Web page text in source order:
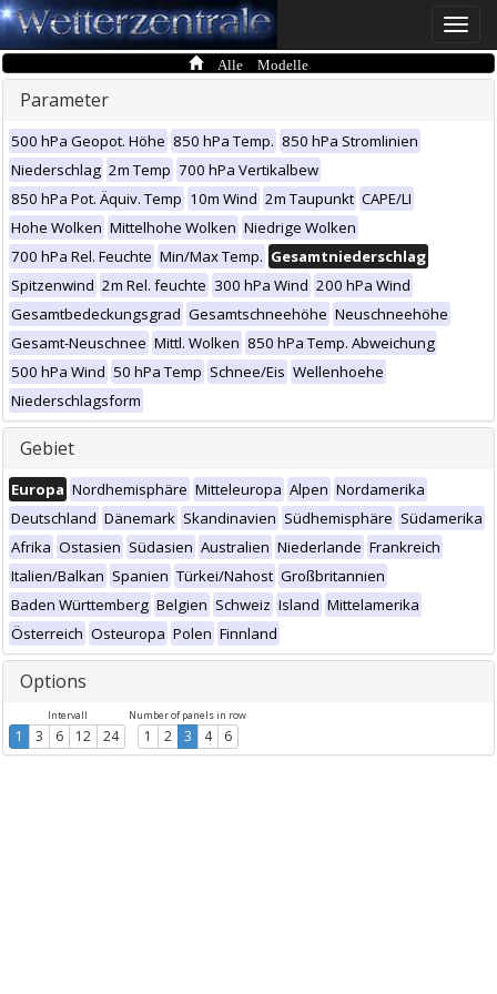
Toggle
Alle Modelle
Parameter
500 hPa Geopot. Höhe 850 hPa Temp. 850 hPa Stromlinien
Niederschlag 2m Temp 700 hPa Vertikalbew
850 hPa Pot. Äquiv. Temp 10m Wind 2m Taupunkt CAPE/LI
Hohe Wolken Mittelhohe Wolken Niedrige Wolken
700 hPa Rel. Feuchte Min/Max Temp. Gesamtniederschlag
Spitzenwind 2m Rel. feuchte 300 hPa Wind 200 hPa Wind
Gesamtbedeckungsgrad Gesamtschneehöhe Neuschneehöhe
Gesamt-Neuschnee Mittl. Wolken 850 hPa Temp. Abweichung
500 hPa Wind 50 hPa Temp Schnee/Eis Wellenhoehe
Niederschlagsform
Gebiet
Europa Nordhemisphäre Mitteleuropa Alpen Nordamerika
Deutschland Dänemark Skandinavien Südhemisphäre Südamerika
Afrika Ostasien Südasien Australien Niederlande Frankreich
Italien/Balkan Spanien Türkei/Nahost Großbritannien
Baden Württemberg Belgien Schweiz Island Mittelamerika
Österreich Osteuropa Polen Finnland
Options
Intervall
1 3 6 12 24
Number of panels in row
1 2 3 4 6